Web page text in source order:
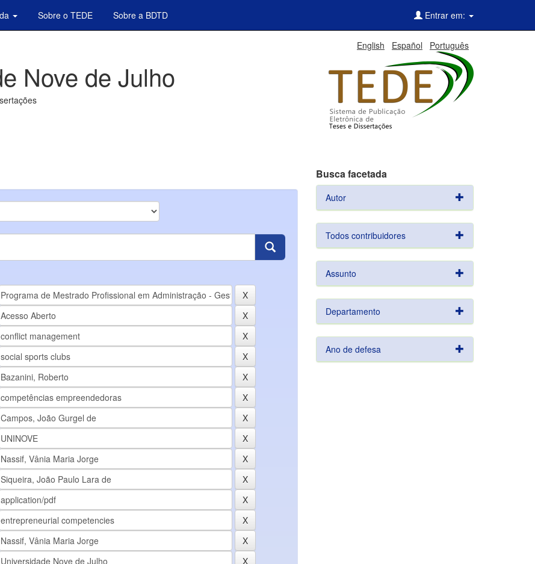
Sobre o TEDE Sobre a BDTD Entrar em:
English Español Português
Nove de Julho
Busca facetada
Autor
Todos contribuidores
Assunto
Departamento
Ano de defesa